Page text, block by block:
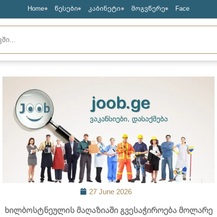
Home წესები კაბინეტი მოგვწერე Face
27 June 2026
ხილბოსტნეულის მაღაზიაში გვესაჭიროება მოლარე